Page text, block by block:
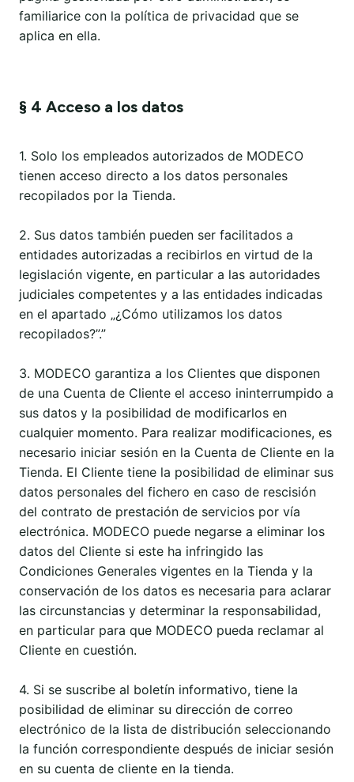
familiarice con la política de privacidad que se
aplica en ella.
§ 4 Acceso a los datos
1. Solo los empleados autorizados de MODECO
tienen acceso directo a los datos personales
recopilados por la Tienda.
2. Sus datos también pueden ser facilitados a
entidades autorizadas a recibirlos en virtud de la
legislación vigente, en particular a las autoridades
judiciales competentes y a las entidades indicadas
en el apartado „¿Cómo utilizamos los datos
recopilados?”.”
3. MODECO garantiza a los Clientes que disponen
de una Cuenta de Cliente el acceso ininterrumpido a
sus datos y la posibilidad de modificarlos en
cualquier momento. Para realizar modificaciones, es
necesario iniciar sesión en la Cuenta de Cliente en la
Tienda. El Cliente tiene la posibilidad de eliminar sus
datos personales del fichero en caso de rescisión
del contrato de prestación de servicios por vía
electrónica. MODECO puede negarse a eliminar los
datos del Cliente si este ha infringido las
Condiciones Generales vigentes en la Tienda y la
conservación de los datos es necesaria para aclarar
las circunstancias y determinar la responsabilidad,
en particular para que MODECO pueda reclamar al
Cliente en cuestión.
4. Si se suscribe al boletín informativo, tiene la
posibilidad de eliminar su dirección de correo
electrónico de la lista de distribución seleccionando
la función correspondiente después de iniciar sesión
en su cuenta de cliente en la tienda.